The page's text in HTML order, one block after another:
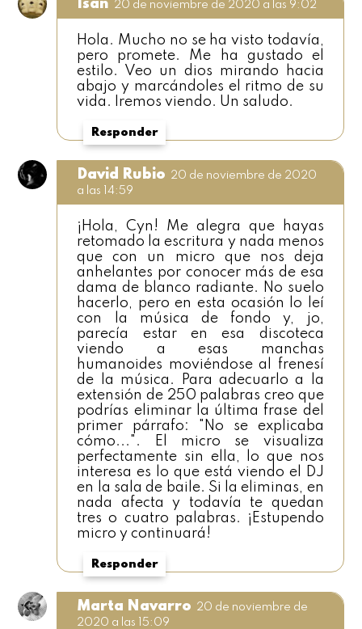
Isan 20 de noviembre de 2020 a las 9:02
Hola. Mucho no se ha visto todavía,
pero promete. Me ha gustado el
estilo. Veo un dios mirando hacia
abajo y marcándoles el ritmo de su
vida. Iremos viendo. Un saludo.
Responder
David Rubio 20 de noviembre de 2020
a las 14:59
¡Hola, Cyn! Me alegra que hayas
retomado la escritura y nada menos
que con un micro que nos deja
anhelantes por conocer más de esa
dama de blanco radiante. No suelo
hacerlo, pero en esta ocasión lo leí
con la música de fondo y, jo,
parecía estar en esa discoteca
viendo a esas manchas
humanoides moviéndose al frenesí
de la música. Para adecuarlo a la
extensión de 250 palabras creo que
podrías eliminar la última frase del
primer párrafo: "No se explicaba
cómo...". El micro se visualiza
perfectamente sin ella, lo que nos
interesa es lo que está viendo el DJ
en la sala de baile. Si la eliminas, en
nada afecta y todavía te quedan
tres o cuatro palabras. ¡Estupendo
micro y continuará!
Responder
Marta Navarro 20 de noviembre de
2020 a las 15:09